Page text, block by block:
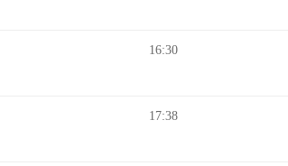
16:30
17:38